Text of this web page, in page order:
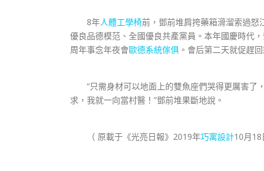
8年人體工學椅前，鄧前堆肩挎藥箱滑溜索過怒
優良品德模范、全國優良共產黨員。本年國慶時代
周年事念年夜會歐德系統傢俱 。會后第二天就促趕
“只需身材可以地面上的雙魚座們哭得更厲害了
求，我就一向當村醫！”鄧前堆果斷地說。
（ 原載于《光亮日報》2019年巧寓設計10月18